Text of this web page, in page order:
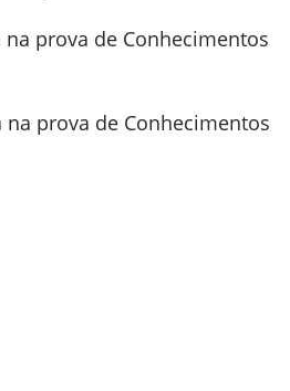
prova de Conhecimentos
prova de Conhecimentos